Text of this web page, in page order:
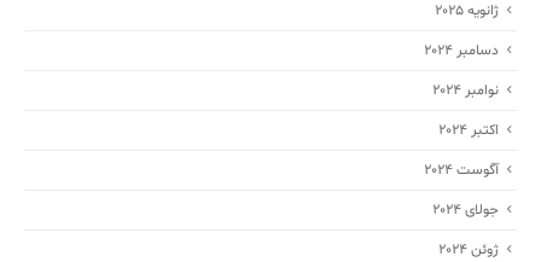
ژانویه 2025
دسامبر 2024
نوامبر 2024
اکتبر 2024
آگوست 2024
جولای 2024
ژوئن 2024